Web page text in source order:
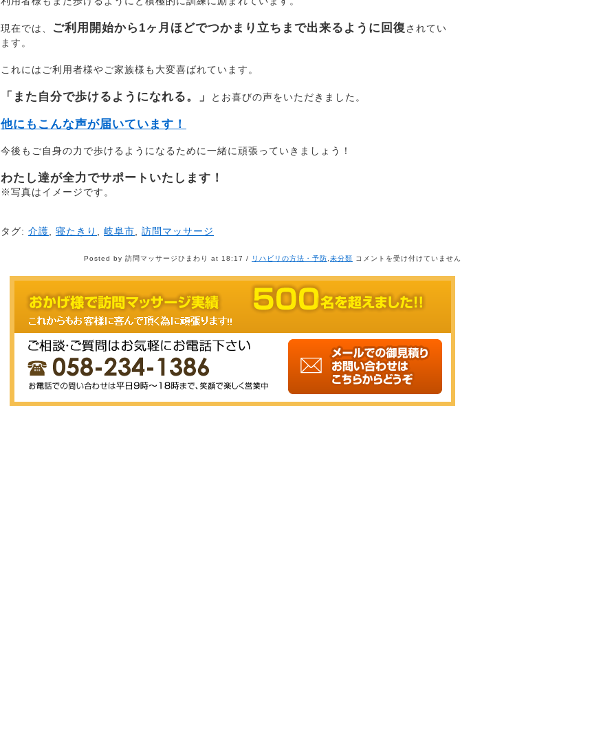
現在では、 ご利用開始から1ヶ月ほどでつかまり立ちまで出来るように回復されてい
ます。
これにはご利用者様やご家族様も大変喜ばれています。
「また自分で歩けるようになれる。」 とお喜びの声をいただきました。
他にもこんな声が届いています！
今後もご自身の力で歩けるようになるために一緒に頑張っていきましょう！
わたし達が全力でサポートいたします！
※写真はイメージです。
タグ: 介護, 寝たきり , 岐阜市, 訪問マッサージ
Posted by 訪問マッサージひまわり at 18:17 / リハビリの方法・予防,未分類 も
度
る
よ
う
な
コメントを受け付けていません